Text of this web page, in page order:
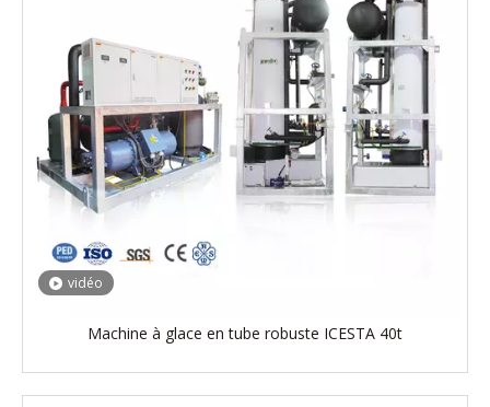
vidéo
Machine à glace en tube robuste ICESTA 40t